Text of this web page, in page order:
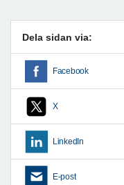
Dela sidan via:
Facebook
X
LinkedIn
E-post